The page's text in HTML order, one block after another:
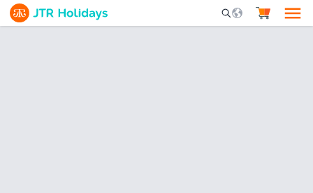
Mobile Search